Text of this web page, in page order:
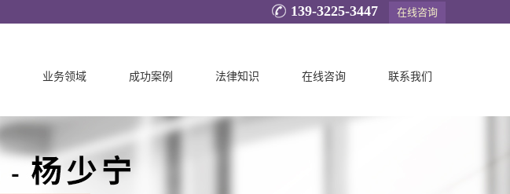
139-3225-3447 在线咨询
业务领域 成功案例 法律知识 在线咨询 联系我们